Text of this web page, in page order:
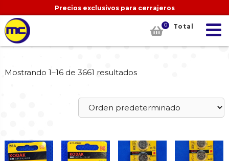
Precios exclusivos para cerrajeros
0 Total
Mostrando 1–16 de 3661 resultados